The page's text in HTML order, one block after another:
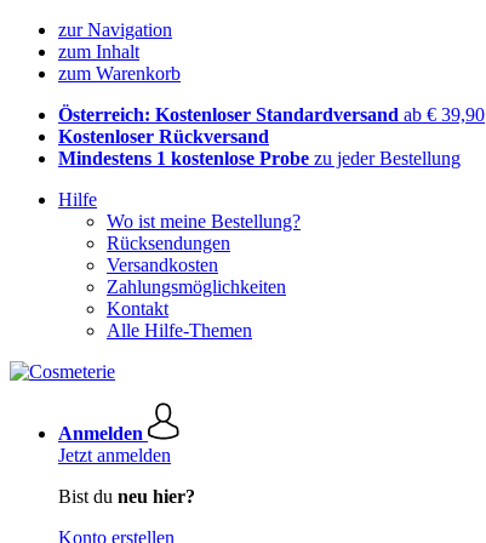
zur Navigation
zum Inhalt
zum Warenkorb
Österreich: Kostenloser Standardversand ab € 39,90
Kostenloser Rückversand
Mindestens 1 kostenlose Probe zu jeder Bestellung
Hilfe
Wo ist meine Bestellung?
Rücksendungen
Versandkosten
Zahlungsmöglichkeiten
Kontakt
Alle Hilfe-Themen
Anmelden
Jetzt anmelden
Bist du neu hier?
Konto erstellen